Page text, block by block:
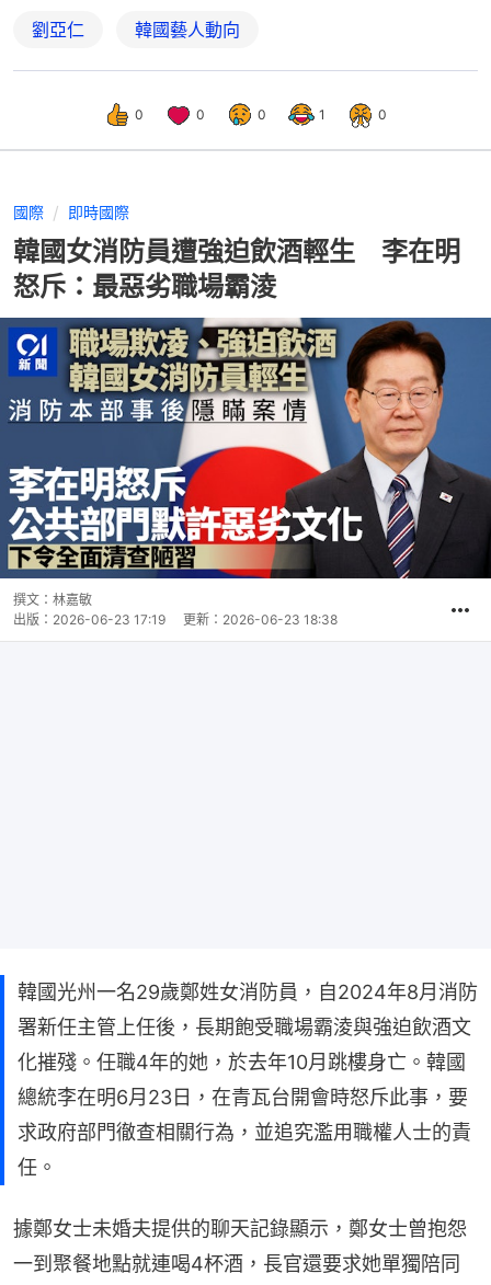
劉亞仁 韓國藝人動向
0 0 0 1 0
國際 即時國際
韓國女消防員遭強迫飲酒輕生 李在明
怒斥：最惡劣職場霸淩
撰文： 林嘉敏
出版： 2026-06-23 17:19 更新： 2026-06-23 18:38
韓國光州一名29歲鄭姓女消防員，自2024年8月消防
署新任主管上任後，長期飽受職場霸淩與強迫飲酒文
化摧殘。任職4年的她，於去年10月跳樓身亡。韓國
總統李在明6月23日，在青瓦台開會時怒斥此事，要
求政府部門徹查相關行為，並追究濫用職權人士的責
任。
據鄭女士未婚夫提供的聊天記錄顯示，鄭女士曾抱怨
一到聚餐地點就連喝4杯酒，長官還要求她單獨陪同